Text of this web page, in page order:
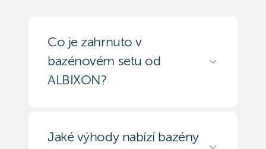
Co je zahrnuto v
bazénovém setu od
ALBIXON?
Jaké výhody nabízí bazény